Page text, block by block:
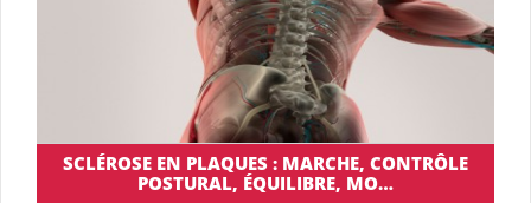
SCLÉROSE EN PLAQUES : MARCHE, CONTRÔLE
POSTURAL, ÉQUILIBRE, MO…